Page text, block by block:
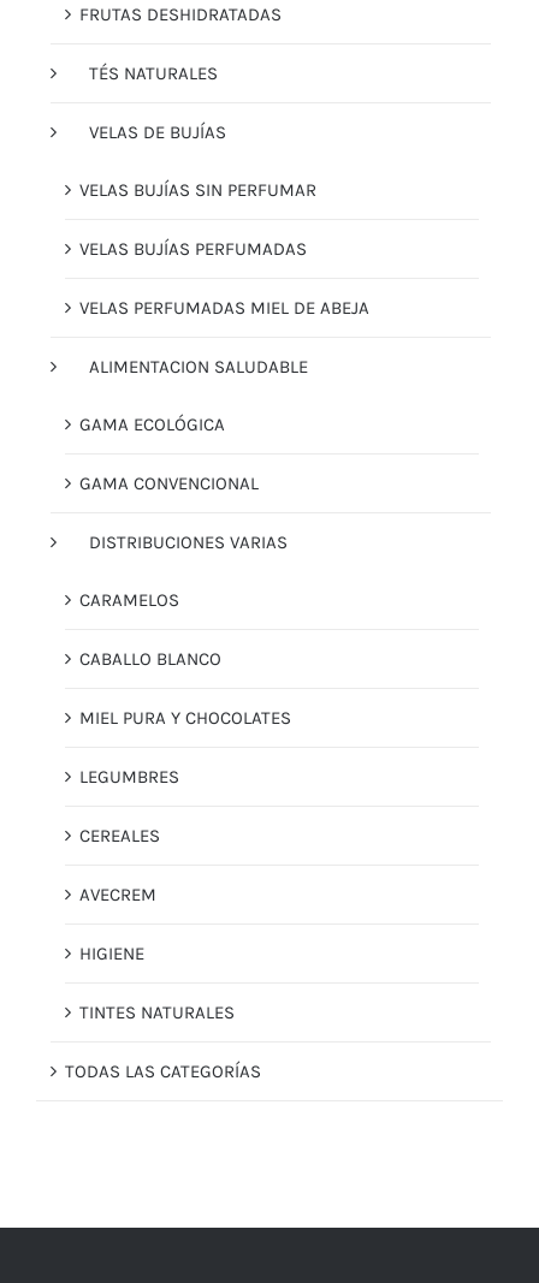
FRUTAS DESHIDRATADAS
TÉS NATURALES
VELAS DE BUJÍAS
VELAS BUJÍAS SIN PERFUMAR
VELAS BUJÍAS PERFUMADAS
VELAS PERFUMADAS MIEL DE ABEJA
ALIMENTACION SALUDABLE
GAMA ECOLÓGICA
GAMA CONVENCIONAL
DISTRIBUCIONES VARIAS
CARAMELOS
CABALLO BLANCO
MIEL PURA Y CHOCOLATES
LEGUMBRES
CEREALES
AVECREM
HIGIENE
TINTES NATURALES
TODAS LAS CATEGORÍAS